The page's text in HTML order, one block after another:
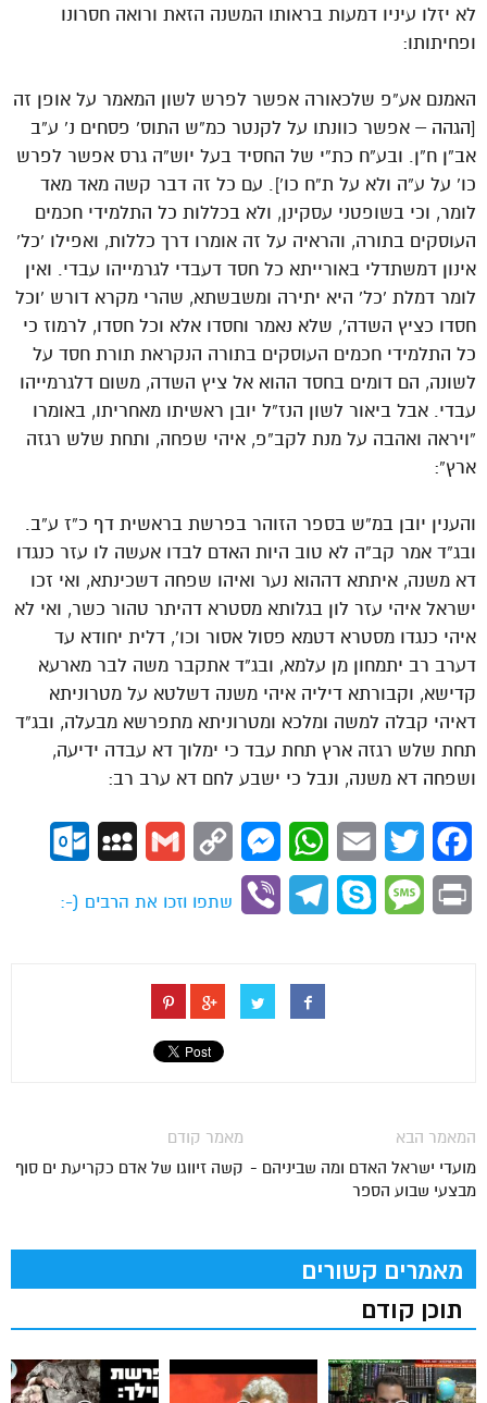
לא יזלו עיניו דמעות בראותו המשנה הזאת ורואה חסרונו
ופחיתותו:
האמנם אע”פ שלכאורה אפשר לפרש לשון המאמר על אופן זה
[הגהה – אפשר כוונתו על לקנטר כמ”ש התוס’ פסחים נ’ ע”ב
אב”ן ח”ן. ובע”ח כת”י של החסיד בעל יוש”ה גרס אפשר לפרש
כו’ על ע”ה ולא על ת”ח כו’]. עם כל זה דבר קשה מאד מאד
לומר, וכי בשופטני עסקינן, ולא בכללות כל התלמידי חכמים
העוסקים בתורה, והראיה על זה אומרו דרך כללות, ואפילו ‘כל’
אינון דמשתדלי באורייתא כל חסד דעבדי לגרמייהו עבדי. ואין
לומר דמלת ‘כל’ היא יתירה ומשבשתא, שהרי מקרא דורש ‘וכל
חסדו כציץ השדה’, שלא נאמר וחסדו אלא וכל חסדו, לרמוז כי
כל התלמידי חכמים העוסקים בתורה הנקראת תורת חסד על
לשונה, הם דומים בחסד ההוא אל ציץ השדה, משום דלגרמייהו
עבדי. אבל ביאור לשון הנז”ל יובן ראשיתו מאחריתו, באומרו
“ויראה ואהבה על מנת לקב”פ, איהי שפחה, ותחת שלש רגזה
ארץ”:
והענין יובן במ”ש בספר הזוהר בפרשת בראשית דף כ”ז ע”ב.
ובג”ד אמר קב”ה לא טוב היות האדם לבדו אעשה לו עזר כנגדו
דא משנה, איתתא דההוא נער ואיהו שפחה דשכינתא, ואי זכו
ישראל איהי עזר לון בגלותא מסטרא דהיתר טהור כשר, ואי לא
איהי כנגדו מסטרא דטמא פסול אסור וכו’, דלית יחודא עד
דערב רב יתמחון מן עלמא, ובג”ד אתקבר משה לבר מארעא
קדישא, וקבורתא דיליה איהי משנה דשלטא על מטרוניתא
דאיהי קבלה למשה ומלכא ומטרוניתא מתפרשא מבעלה, ובג”ד
תחת שלש רגזה ארץ תחת עבד כי ימלוך דא עבדה ידיעה,
ושפחה דא משנה, ונבל כי ישבע לחם דא ערב רב:
Facebook
Twitter
Email
WhatsApp
Messenger
Copy
Gmail
MySpace
Print
Message
Skype
Telegram
Viber
שתפו וזכו את הרבים (-:
מאמר קודם
קשה זיווגו של אדם כקריעת ים סוף
המאמר הבא
מועדי ישראל האדם ומה שביניהם -
מבצעי שבוע הספר
מאמרים קשורים
תוכן קודם